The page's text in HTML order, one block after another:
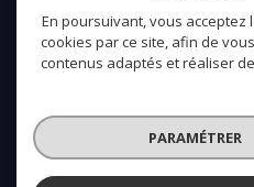
Cookies
© 2026 | Tous droits réservés
En poursuivant, vous acceptez
cookies par ce site, afin de
contenus adaptés et réaliser
PARAMÉTRER